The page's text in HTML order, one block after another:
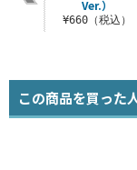
Ver.）
¥660（税込）
この商品を買った